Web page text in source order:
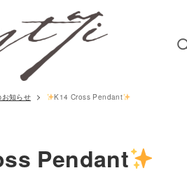
知らせ K14 Cross Pendant
Pendant